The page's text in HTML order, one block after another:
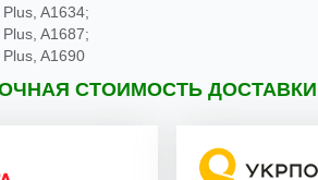
A1634;
A1687;
A1690
СТОИМОСТЬ ДОСТАВКИ